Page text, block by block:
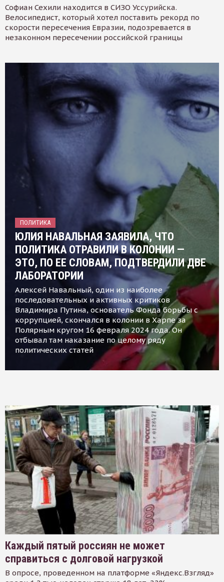
Софиан Сехили находится в СИЗО Уссурийска.
Велосипедист, который хотел поставить рекорд по
скорости пересечения Евразии, подозревается в
незаконном пересечении российской границы
ПОЛИТИКА
ЮЛИЯ НАВАЛЬНАЯ ЗАЯВИЛА, ЧТО
ПОЛИТИКА ОТРАВИЛИ В КОЛОНИИ —
ЭТО, ПО ЕЕ СЛОВАМ, ПОДТВЕРДИЛИ ДВЕ
ЛАБОРАТОРИИ
Алексей Навальный, один из наиболее
последовательных и активных критиков
Владимира Путина, основатель Фонда борьбы с
коррупцией, скончался в колонии в Харпе за
Полярным кругом 16 февраля 2024 года. Он
отбывал там наказание по целому ряду
политических статей
Каждый пятый россиян не может
справиться с долговой нагрузкой
В опросе, проведенном на платформе «Яндекс.Взгляд»